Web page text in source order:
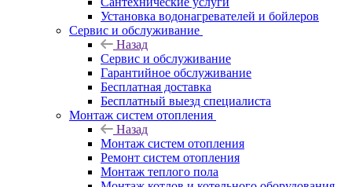
Установка водонагревателей и бойлеров
Сервис и обслуживание
Назад
Сервис и обслуживание
Гарантийное обслуживание
Бесплатная доставка
Бесплатный выезд специалиста
Монтаж систем отопления
Назад
Монтаж систем отопления
Ремонт систем отопления
Монтаж теплого пола